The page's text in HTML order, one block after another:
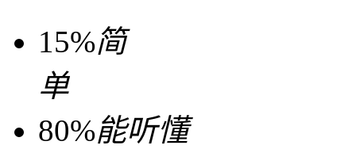
15%简
单
80%能听懂